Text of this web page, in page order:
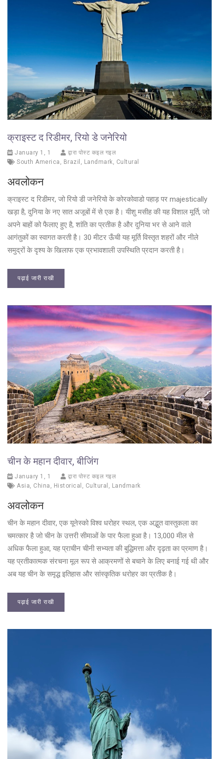
क्राइस्ट द रिडीमर, रियो डे जनेरियो
January 1, 1
द्वारा पोस्ट कइल गइल
South America , Brazil , Landmark, Cultural
अवलोकन
क्राइस्ट द रिडीमर, जो रियो डी जनेरियो के कोरकोवाडो पहाड़ पर majestically
खड़ा है, दुनिया के नए सात अजूबों में से एक है। यीशु मसीह की यह विशाल मूर्ति, जो
अपने बाहों को फैलाए हुए है, शांति का प्रतीक है और दुनिया भर से आने वाले
आगंतुकों का स्वागत करती है। 30 मीटर ऊँची यह मूर्ति विस्तृत शहरों और नीले
समुद्रों के दृश्य के खिलाफ एक प्रभावशाली उपस्थिति प्रदान करती है।
पढ़ाई जारी राखी
चीन के महान दीवार, बीजिंग
January 1, 1
द्वारा पोस्ट कइल गइल
Asia, China , Historical , Cultural , Landmark
अवलोकन
चीन के महान दीवार, एक यूनेस्को विश्व धरोहर स्थल, एक अद्भुत वास्तुकला का
चमत्कार है जो चीन के उत्तरी सीमाओं के पार फैला हुआ है। 13,000 मील से
अधिक फैला हुआ, यह प्राचीन चीनी सभ्यता की बुद्धिमत्ता और दृढ़ता का प्रमाण है।
यह प्रतीकात्मक संरचना मूल रूप से आक्रमणों से बचाने के लिए बनाई गई थी और
अब यह चीन के समृद्ध इतिहास और सांस्कृतिक धरोहर का प्रतीक है।
पढ़ाई जारी राखी